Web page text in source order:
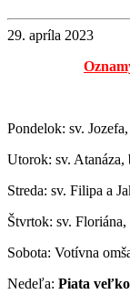
29. apríla 2023
Pondelok: sv.
Utorok: sv.
Streda: sv. Filipa a
Štvrtok: sv. Floriána,
Sobota: Votívna
Nedeľa: Piata